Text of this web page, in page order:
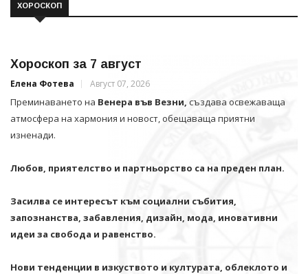
ХОРОСКОП
Хороскоп за 7 август
Елена Фотева Август 07, 2026
Преминаването на Венера във Везни, създава освежаваща
атмосфера на хармония и новост, обещаваща приятни
изненади.
Любов, приятелство и партньорство са на преден план.
Засилва се интересът към социални събития,
запознанства, забавления, дизайн, мода, иновативни
идеи за свобода и равенство.
Нови тенденции в изкуството и културата, облеклото и